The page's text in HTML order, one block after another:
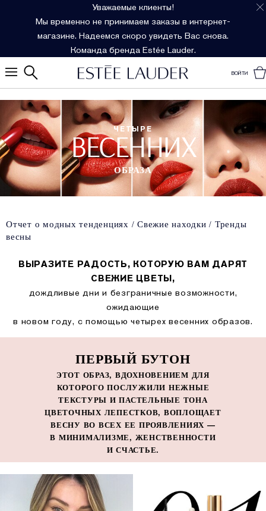
Уважаемые клиенты!
Мы временно не принимаем заказы в интернет-
магазине. Надеемся скоро увидеть Вас снова.
Команда бренда Estée Lauder.
ВОЙТИ
ЧЕТЫРЕ
ВЕСЕННИХ
ОБРАЗА
Отчет о модных тенденциях Свежие находки
Тренды
весны
ВЫРАЗИТЕ РАДОСТЬ, КОТОРУЮ ВАМ ДАРЯТ
СВЕЖИЕ ЦВЕТЫ,
дождливые дни и безграничные возможности,
ожидающие
в новом году, с помощью четырех весенних образов.
ПЕРВЫЙ БУТОН
ЭТОТ ОБРАЗ, ВДОХНОВЕНИЕМ ДЛЯ
КОТОРОГО ПОСЛУЖИЛИ НЕЖНЫЕ
ТЕКСТУРЫ И ПАСТЕЛЬНЫЕ ТОНА
ЦВЕТОЧНЫХ ЛЕПЕСТКОВ, ВОПЛОЩАЕТ
ВЕСНУ ВО ВСЕХ ЕЕ ПРОЯВЛЕНИЯХ —
В МИНИМАЛИЗМЕ, ЖЕНСТВЕННОСТИ
И СЧАСТЬЕ.